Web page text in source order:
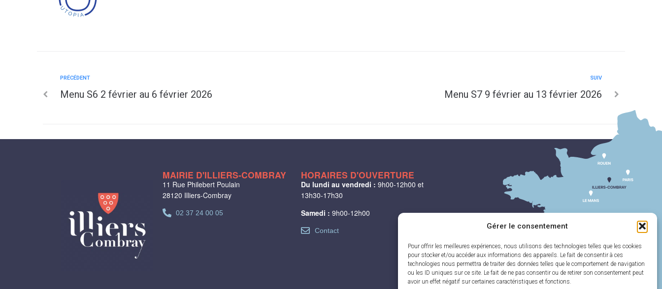
Gérer le consentement
Pour offrir les meilleures expériences, nous utilisons des technologies telles que les cookies
pour stocker et/ou accéder aux informations des appareils. Le fait de consentir à ces
technologies nous permettra de traiter des données telles que le comportement de navigation
ou les ID uniques sur ce site. Le fait de ne pas consentir ou de retirer son consentement peut
avoir un effet négatif sur certaines caractéristiques et fonctions.
PRÉCÉDENT
Menu S6 2 février au 6 février 2026
SUIV
Menu S7 9 février au 13 février 2026
HORAIRES D'OUVERTURE
Du lundi au vendredi : 9h00-12h00 et
13h30-17h30
Samedi : 9h00-12h00
Contact
MAIRIE D'ILLIERS-COMBRAY
11 Rue Philebert Poulain
28120 Illiers-Combray
02 37 24 00 05